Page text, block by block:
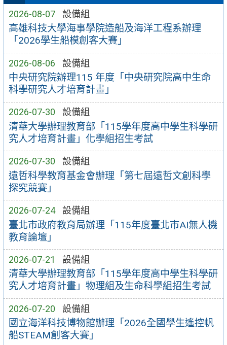
2026-08-07 設備組
高雄科技大學海事學院造船及海洋工程系辦理
「2026學生船模創客大賽」
2026-08-06 設備組
中央研究院辦理115 年度「中央研究院高中生命
科學研究人才培育計畫」
2026-07-30 設備組
清華大學辦理教育部「115學年度高中學生科學研
究人才培育計畫」化學組招生考試
2026-07-30 設備組
遠哲科學教育基金會辦理「第七屆遠哲文創科學
探究競賽」
2026-07-24 設備組
臺北市政府教育局辦理「115年度臺北市AI無人機
教育論壇」
2026-07-21 設備組
清華大學辦理教育部「115學年度高中學生科學研
究人才培育計畫」物理組及生命科學組招生考試
2026-07-20 設備組
國立海洋科技博物館辦理「2026全國學生遙控帆
船STEAM創客大賽」